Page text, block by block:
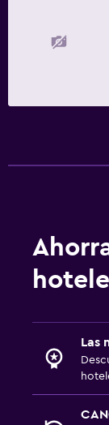
Enchufe cerca
Insonorización
Teléfono
Alfombrado
Lavandería
Las